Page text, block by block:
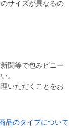
サイズが異なるの
聞等で包みビニー
。
いただくことをお
品のタイプについて